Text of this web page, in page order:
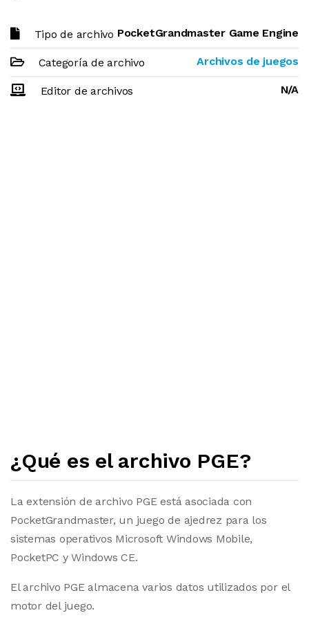
Tipo de archivo PocketGrandmaster Game Engine
Categoría de archivo Archivos de juegos
Editor de archivos N/A
¿Qué es el archivo PGE?
La extensión de archivo PGE está asociada con
PocketGrandmaster, un juego de ajedrez para los
sistemas operativos Microsoft Windows Mobile,
PocketPC y Windows CE.
El archivo PGE almacena varios datos utilizados por el
motor del juego.